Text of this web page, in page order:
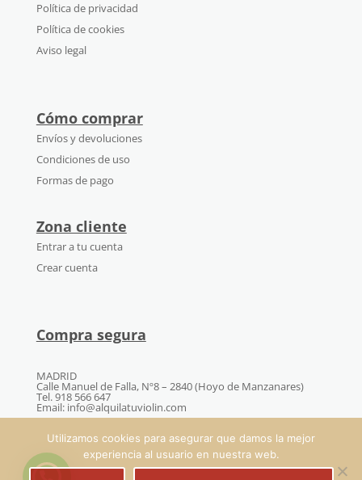
Política de privacidad
Política de cookies
Aviso legal
Cómo comprar
Envíos y devoluciones
Condiciones de uso
Formas de pago
Zona cliente
Entrar a tu cuenta
Crear cuenta
Compra segura
MADRID
Calle Manuel de Falla, Nº8 – 2840 (Hoyo de Manzanares)
Tel. 918 566 647
Email: info@alquilatuviolin.com
Utilizamos cookies para asegurar que damos la mejor
experiencia al usuario en nuestra web.